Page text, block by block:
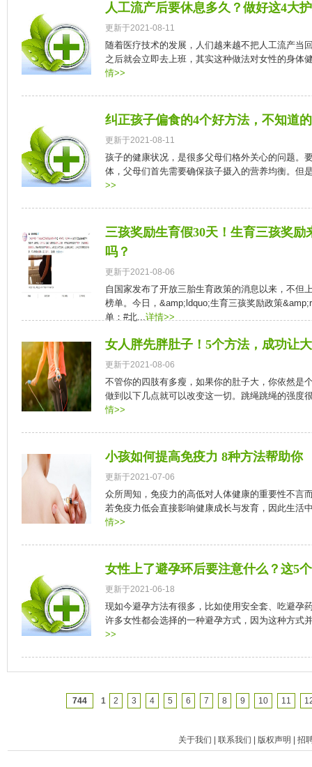
人工流产后要休息多久？做好这4大
更新于2021-08-11
随着医疗技术的发展，人们越来越不把人工流产当
之后就会立即去上班，其实这种做法对女性的身体
情>>
纠正孩子偏食的4个好方法，不知道
更新于2021-08-11
孩子的健康状况，是很多父母们格外关心的问题。
体，父母们首先需要确保孩子摄入的营养均衡。但
>>
三孩奖励生育假30天！生育三孩奖励
吗？
更新于2021-08-06
自国家发布了开放三胎生育政策的消息以来，不但
榜单。今日，&amp;ldquo;生育三孩奖励政策
单：#北...详情>>
女人胖先胖肚子！5个方法，成功让
更新于2021-08-06
不管你的四肢有多瘦，如果你的肚子大，你依然是
做到以下几点就可以改变这一切。跳绳跳绳的强度
情>>
小孩如何提高免疫力 8种方法帮助你
更新于2021-07-06
众所周知，免疫力的高低对人体健康的重要性不言
若免疫力低会直接影响健康成长与发育，因此生活
情>>
女性上了避孕环后要注意什么？这5
更新于2021-06-18
现如今避孕方法有很多，比如使用安全套、吃避孕
许多女性都会选择的一种避孕方式，因为这种方式
>>
744 1 2 3 4 5 6 7 8 9 10 11
关于我们 联系我们 版权声明 招